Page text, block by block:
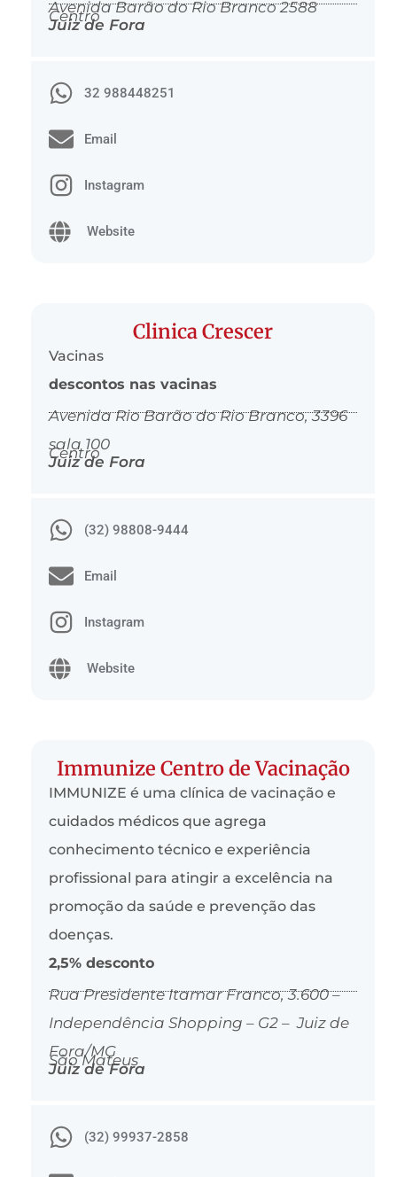
Avenida Barão do Rio Branco 2588
Centro
Juiz de Fora
32 988448251
Email
Instagram
Website
Clinica Crescer
Vacinas
descontos nas vacinas
Avenida Rio Barão do Rio Branco, 3396
sala 100
Centro
Juiz de Fora
(32) 98808-9444
Email
Instagram
Website
Immunize Centro de Vacinação
IMMUNIZE é uma clínica de vacinação e
cuidados médicos que agrega
conhecimento técnico e experiência
profissional para atingir a excelência na
promoção da saúde e prevenção das
doenças.
2,5% desconto
Rua Presidente Itamar Franco, 3.600 –
Independência Shopping – G2 – Juiz de
Fora/MG
São Mateus
Juiz de Fora
(32) 99937-2858